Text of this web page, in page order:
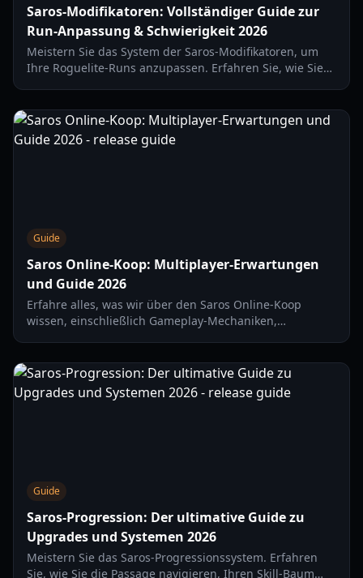
Saros-Modifikatoren: Vollständiger Guide zur
Run-Anpassung & Schwierigkeit 2026
Meistern Sie das System der Saros-Modifikatoren, um
Ihre Roguelite-Runs anzupassen. Erfahren Sie, wie Sie
Guide
Saros Online-Koop: Multiplayer-Erwartungen
und Guide 2026
Erfahre alles, was wir über den Saros Online-Koop
wissen, einschließlich Gameplay-Mechaniken,
Guide
Saros-Progression: Der ultimative Guide zu
Upgrades und Systemen 2026
Meistern Sie das Saros-Progressionssystem. Erfahren
Sie, wie Sie die Passage navigieren, Ihren Skill-Baum